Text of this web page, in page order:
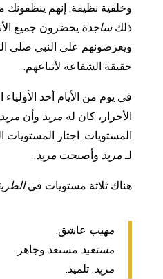
وخلفية نظيفة. إنهم
ذلكساجدة يحضرون جميع
ويعرضونهم على النبي صلى
حقيقة الشفاعة لأتباعهم.
في يوم من الأيام أحد الأولياء
الأحرار، كان له مريد وأن مريد
المستويات. اجتاز المستويات
لـمريد وأصبحت مريد.
هناك ثلاثة مستويات في
مهيب عاشق.
مستعيد مستعد وجاهز.
مريد, تلميذ.